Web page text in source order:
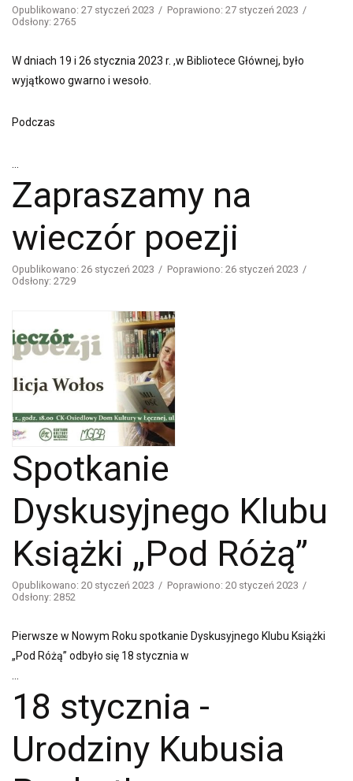
Opublikowano: 27 styczeń 2023
Poprawiono: 27 styczeń 2023
Odsłony: 2765
W dniach 19 i 26 stycznia 2023 r. ,w Bibliotece Głównej, było
wyjątkowo gwarno i wesoło.
Podczas
Zapraszamy na
wieczór poezji
Opublikowano: 26 styczeń 2023
Poprawiono: 26 styczeń 2023
Odsłony: 2729
Spotkanie
Dyskusyjnego Klubu
Książki „Pod Różą”
Opublikowano: 20 styczeń 2023
Poprawiono: 20 styczeń 2023
Odsłony: 2852
Pierwsze w Nowym Roku spotkanie Dyskusyjnego Klubu Książki
„Pod Różą” odbyło się 18 stycznia w
...
18 stycznia -
Urodziny Kubusia